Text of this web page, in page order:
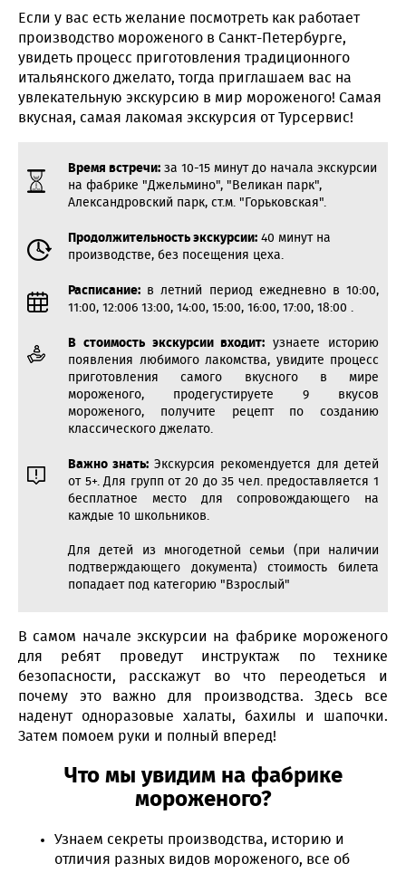
Если у вас есть желание посмотреть как работает
производство мороженого в Санкт-Петербурге,
увидеть процесс приготовления традиционного
итальянского джелато, тогда приглашаем вас на
увлекательную экскурсию в мир мороженого! Самая
вкусная, самая лакомая экскурсия от Турсервис!
Время встречи: за 10-15 минут до начала экскурсии
на фабрике "Джельмино", "Великан парк",
Александровский парк, ст.м. "Горьковская".
Продолжительность экскурсии: 40 минут на
производстве, без посещения цеха.
Расписание: в летний период ежедневно в 10:00,
11:00, 12:006 13:00, 14:00, 15:00, 16:00, 17:00, 18:00 .
В стоимость экскурсии входит: узнаете историю
появления любимого лакомства, увидите процесс
приготовления самого вкусного в мире
мороженого, продегустируете 9 вкусов
мороженого, получите рецепт по созданию
классического джелато.
Важно знать: Экскурсия рекомендуется для детей
от 5+. Для групп от 20 до 35 чел. предоставляется 1
бесплатное место для сопровождающего на
каждые 10 школьников.
Для детей из многодетной семьи (при наличии
подтверждающего документа) стоимость билета
попадает под категорию "Взрослый"
В самом начале экскурсии на фабрике мороженого
для ребят проведут инструктаж по технике
безопасности, расскажут во что переодеться и
почему это важно для производства. Здесь все
наденут одноразовые халаты, бахилы и шапочки.
Затем помоем руки и полный вперед!
Что мы увидим на фабрике
мороженого?
Узнаем секреты производства, историю и
отличия разных видов мороженого, все об